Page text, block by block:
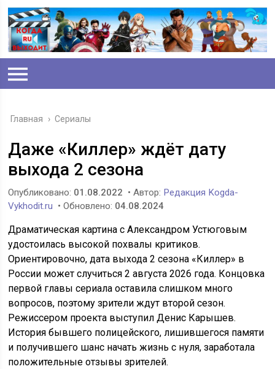
Главная › Сериалы
Даже «Киллер» ждёт дату
выхода 2 сезона
Опубликовано: 01.08.2022 • Автор: Редакция Kogda-
Vykhodit.ru • Обновлено: 04.08.2024
Драматическая картина с Александром Устюговым
удостоилась высокой похвалы критиков.
Ориентировочно, дата выхода 2 сезона «Киллер» в
России может случиться 2 августа 2026 года. Концовка
первой главы сериала оставила слишком много
вопросов, поэтому зрители ждут второй сезон.
Режиссером проекта выступил Денис Карышев.
История бывшего полицейского, лишившегося памяти
и получившего шанс начать жизнь с нуля, заработала
положительные отзывы зрителей.